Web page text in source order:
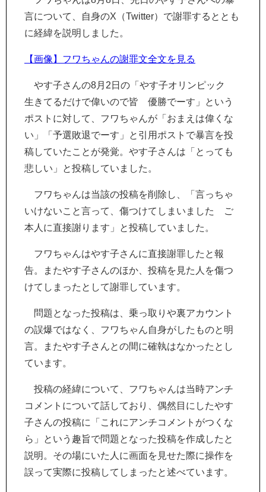
言について、自身のX（Twitter）で謝罪するととも
に経緯を説明しました。
【画像】フワちゃんの謝罪文全文を見る
やす子さんの8月2日の「やす子オリンピック
生きてるだけで偉いので皆 優勝でーす」という
ポストに対して、フワちゃんが「おまえは偉くな
い」「予選敗退でーす」と引用ポストで暴言を投
稿していたことが発覚。やす子さんは「とっても
悲しい」と投稿していました。
フワちゃんは当該の投稿を削除し、「言っちゃ
いけないこと言って、傷つけてしまいました ご
本人に直接謝ります」と投稿していました。
フワちゃんはやす子さんに直接謝罪したと報
告。またやす子さんのほか、投稿を見た人を傷つ
けてしまったとして謝罪しています。
問題となった投稿は、乗っ取りや裏アカウント
の誤爆ではなく、フワちゃん自身がしたものと明
言。またやす子さんとの間に確執はなかったとし
ています。
投稿の経緯について、フワちゃんは当時アンチ
コメントについて話しており、偶然目にしたやす
子さんの投稿に「これにアンチコメントがつくな
ら」という趣旨で問題となった投稿を作成したと
説明。その場にいた人に画面を見せた際に操作を
誤って実際に投稿してしまったと述べています。